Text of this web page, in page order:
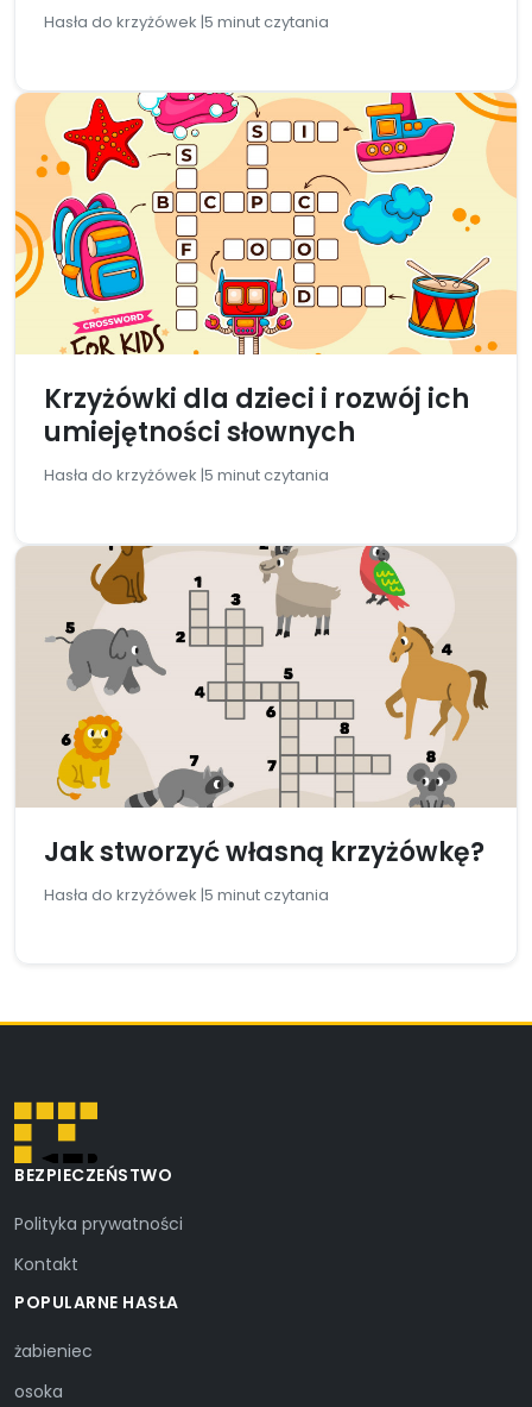
Hasła do krzyżówek |5 minut czytania
Krzyżówki dla dzieci i rozwój ich
umiejętności słownych
Hasła do krzyżówek |5 minut czytania
Jak stworzyć własną krzyżówkę?
Hasła do krzyżówek |5 minut czytania
BEZPIECZEŃSTWO
Polityka prywatności
Kontakt
POPULARNE HASŁA
żabieniec
osoka